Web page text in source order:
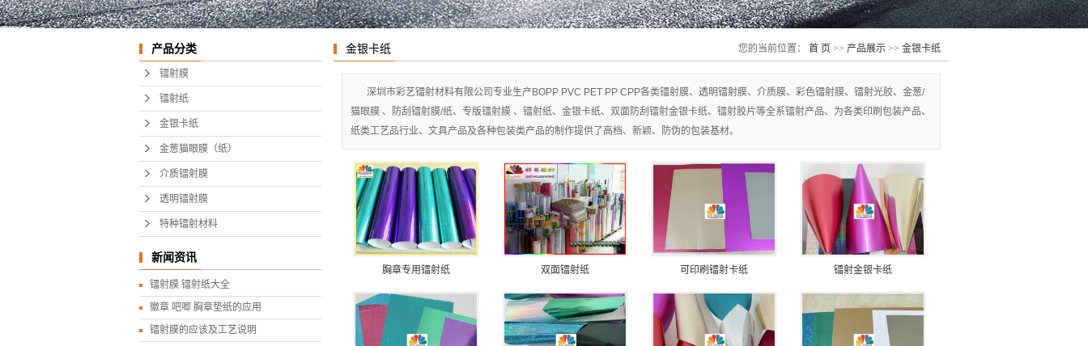
特种镭射材料
产品分类
镭射膜
镭射纸
金银卡纸
金葱猫眼膜（纸）
介质镭射膜
透明镭射膜
特种镭射材料
新闻资讯
镭射膜 镭射纸大全
徽章 吧唧 胸章垫纸的应用
镭射膜的应该及工艺说明
金银卡纸 您的当前位置： 首 页 >> 产品展示 >> 金银卡纸
深圳市彩艺镭射材料有限公司专业生产BOPP PVC PET PP CPP各类镭射膜、透明镭射膜、介质膜、彩色镭射膜、镭射光胶、金葱/
猫眼膜 、防刮镭射膜/纸、专版镭射膜 、镭射纸、金银卡纸、双面防刮镭射金银卡纸、镭射胶片等全系镭射产品、为各类印刷包装产品、
纸类工艺品行业、文具产品及各种包装类产品的制作提供了高档、新颖、防伪的包装基材。
胸章专用镭射纸 双面镭射纸 可印刷镭射卡纸 镭射金银卡纸